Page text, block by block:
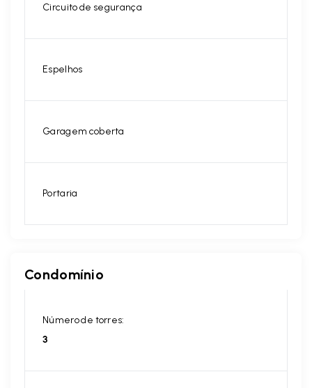
Circuito de segurança
Espelhos
Garagem coberta
Portaria
Condomínio
Número de torres:
3